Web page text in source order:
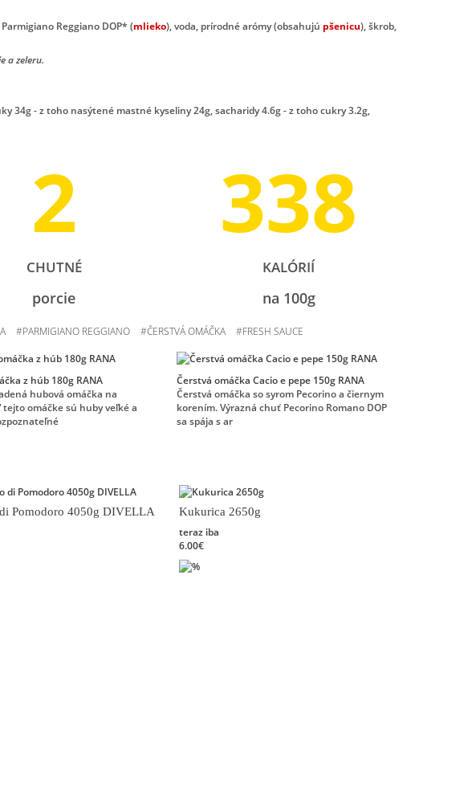
Reggiano DOP* (mlieko), voda, prírodné arómy (obsahujú pšenicu), škrob,
a zeleru.
34g - z toho nasýtené mastné kyseliny 24g, sacharidy 4.6g - z toho cukry 3.2g,
2
CHUTNÉ
porcie
338
KALÓRIÍ
na 100g
#PARMIGIANO REGGIANO #ČERSTVÁ OMÁČKA #FRESH SAUCE
z húb 180g RANA
hubová omáčka na
tejto omáčke sú huby veľké a
Čerstvá omáčka Cacio e pepe 150g RANA
Čerstvá omáčka so syrom Pecorino a čiernym
korením. Výrazná chuť Pecorino Romano DOP
sa spája s ar
Pomodoro 4050g DIVELLA Kukurica 2650g
teraz iba
6.00€